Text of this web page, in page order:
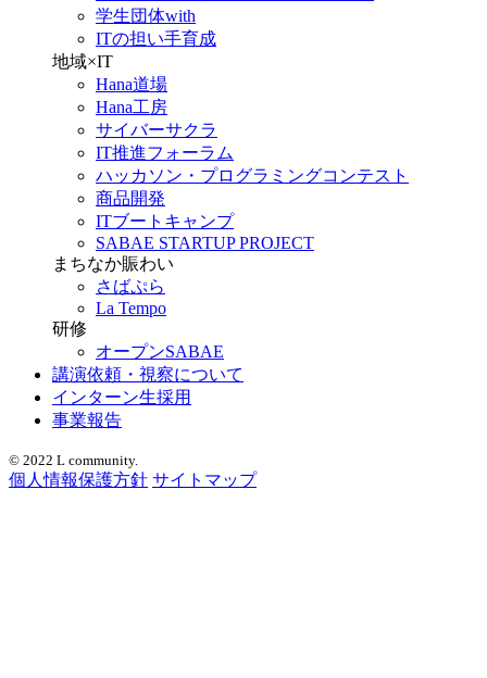
学生団体with
ITの担い手育成
地域×IT
Hana道場
Hana工房
サイバーサクラ
IT推進フォーラム
ハッカソン・プログラミングコンテスト
商品開発
ITブートキャンプ
SABAE STARTUP PROJECT
まちなか賑わい
さばぷら
La Tempo
研修
オープンSABAE
講演依頼・視察について
インターン生採用
事業報告
© 2022 L community.
個人情報保護方針 サイトマップ